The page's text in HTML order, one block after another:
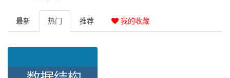
最新 热门 推荐 我的收藏